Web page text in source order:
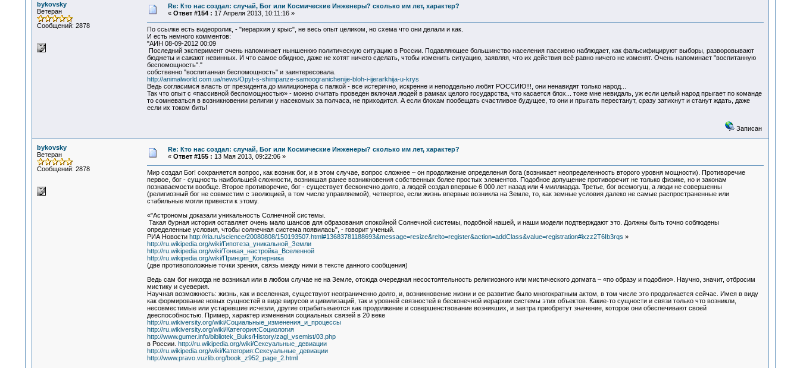
bykovsky
Ветеран
Сообщений: 2878
Re: Кто нас создал: случай, Бог или Космические Инженеры? сколько им лет, характер?
« Ответ #154 : 17 Апреля 2013, 10:11:16 »
По ссылке есть видеоролик, - "иерархия у крыс", не весь опыт целиком, но схема что они делали и как.
И есть немного комментов:
"АИН 08-09-2012 00:09
Последний эксперимент очень напоминает ныншенюю политическую ситуацию в России. Подавляющее большинство населения пассивно наблюдает, как фальсифицируют выборы, разворовывают
бюджеты и сажают невинных. И что самое обидное, даже не хотят ничего сделать, чтобы изменить ситуацию, заявляя, что их действия всё равно ничего не изменят. Очень напоминает "воспитанную
беспомощность"."
собственно "воспитанная беспомощность" и заинтересовала.
http://animalworld.com.ua/news/Opyt-s-shimpanze-samoogranichenije-bloh-i-ijerarkhija-u-krys
Ведь согласимся власть от президента до милиционера с палкой - все истерично, искренне и неподдельно любят РОССИЮ!!!, они ненавидят только народ...
Так что опыт с «пассивной беспомощностью» - можно считать проведен включая людей в рамках целого государства, что касается блох... тоже мне невидаль, уж если целый народ прыгает по команде
то сомневаться в возникновении религии у насекомых за полчаса, не приходится. А если блохам пообещать счастливое будущее, то они и прыгать перестанут, сразу затихнут и станут ждать, даже
если их током бить!
Записан
bykovsky
Ветеран
Сообщений: 2878
Re: Кто нас создал: случай, Бог или Космические Инженеры? сколько им лет, характер?
« Ответ #155 : 13 Мая 2013, 09:22:06 »
Мир создал Бог! сохраняется вопрос, как возник бог, и в этом случае, вопрос сложнее – он продолжение определения бога (возникает неопределенность второго уровня мощности). Противоречие
первое, бог - сущность наибольшей сложности, возникшая ранее возникновения собственных более простых элементов. Подобное допущение противоречит не только физике, но и законам
познаваемости вообще. Второе противоречие, бог - существует бесконечно долго, а людей создал впервые 6 000 лет назад или 4 миллиарда. Третье, бог всемогущ, а люди не совершенны
(религиозный бог не совместим с эволюцией, в том числе управляемой), четвертое, если жизнь впервые возникла на Земле, то, как земные условия далеко не самые распространенные или
стабильные могли привести к этому.
«"Астрономы доказали уникальность Солнечной системы.
Такая бурная история оставляет очень мало шансов для образования спокойной Солнечной системы, подобной нашей, и наши модели подтверждают это. Должны быть точно соблюдены
определенные условия, чтобы солнечная система появилась", - говорит ученый.
РИА Новости http://ria.ru/science/20080808/150193507.html#13683781188693&message=resize&relto=register&action=addClass&value=registration#ixzz2T6Ib3rqs »
http://ru.wikipedia.org/wiki/Гипотеза_уникальной_Земли
http://ru.wikipedia.org/wiki/Тонкая_настройка_Вселенной
http://ru.wikipedia.org/wiki/Принцип_Коперника
(две противоположные точки зрения, связь между ними в тексте данного сообщения)
Ведь сам бог никогда не возникал или в любом случае не на Земле, отсюда очередная несостоятельность религиозного или мистического догмата – «по образу и подобию». Научно, значит, отбросим
мистику и суеверия.
Научная возможность: жизнь, как и вселенная, существуют неограниченно долго, и, возникновение жизни и ее развитие было многократным актом, в том числе это продолжается сейчас. Имея в виду
как формирование новых сущностей в виде вирусов и цивилизаций, так и уровней связностей в бесконечной иерархии системы этих объектов. Какие-то сущности и связи только что возникли,
несовместимые или устаревшие исчезли, другие отрабатываются как продолжение и совершенствование возникших, и завтра приобретут значение, которое они обеспечивают своей
дееспособностью. Пример, характер изменения социальных связей в 20 веке
http://ru.wikiversity.org/wiki/Социальные_изменения_и_процессы
http://ru.wikiversity.org/wiki/Категория:Социология
http://www.gumer.info/bibliotek_Buks/History/zagl_vsemist/03.php
в России. http://ru.wikipedia.org/wiki/Сексуальные_девиации
http://ru.wikipedia.org/wiki/Категория:Сексуальные_девиации
http://www.pravo.vuzlib.org/book_z952_page_2.html